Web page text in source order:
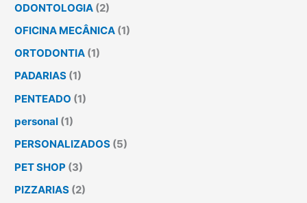
ODONTOLOGIA (2)
OFICINA MECÂNICA (1)
ORTODONTIA (1)
PADARIAS (1)
PENTEADO (1)
personal (1)
PERSONALIZADOS (5)
PET SHOP (3)
PIZZARIAS (2)